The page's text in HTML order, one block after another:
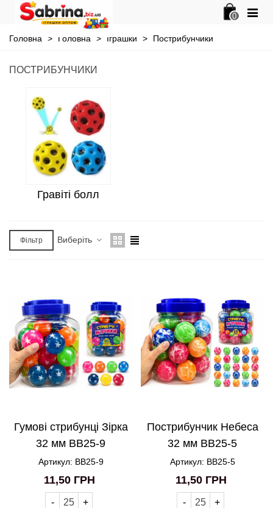
0
Головна > Головна > Іграшки > Пострибунчики
ПОСТРИБУНЧИКИ
Гравіті болл
Фільтр Виберіть
Гумові стрибунці Зірка
32 мм BB25-9
Артикул: BB25-9
11,50 ГРН
- +
Пострибунчик Небеса
32 мм BB25-5
Артикул: BB25-5
11,50 ГРН
- +